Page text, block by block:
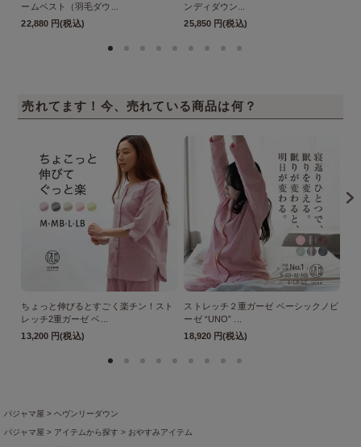
ームベスト（羽毛ダウ...
22,880 円(税込)
ンディダウン...
25,850 円(税込)
売れてます！今、売れている商品は何？
ちょっと伸びるとすごく楽チン！スト
レッチ2重ガーゼ ベ...
13,200 円(税込)
ストレッチ２重ガーゼ ベーシックノビ
ーゼ “UNO” ...
18,920 円(税込)
パジャマ屋 ヘヴンリーダウン
パジャマ屋 アイテムから探す おやすみアイテム